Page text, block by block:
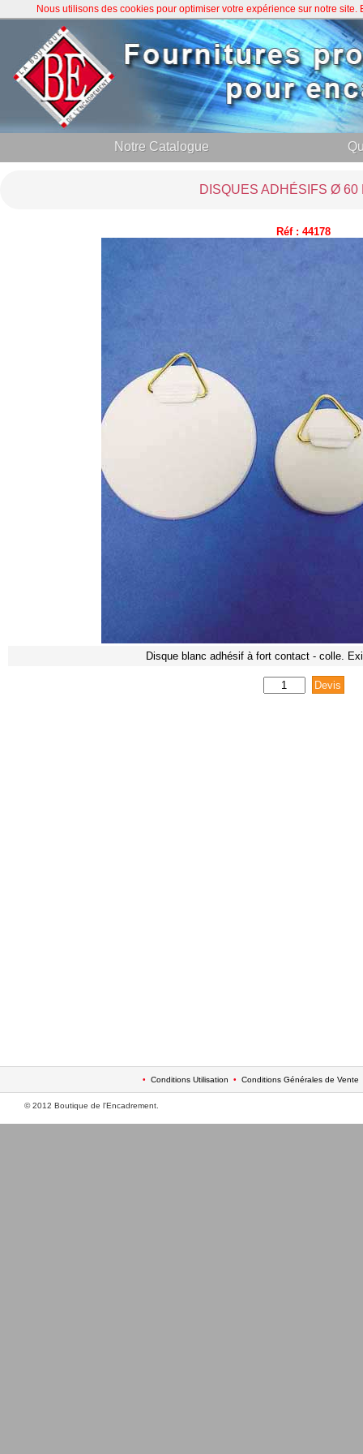
Notre Catalogue
DISQUES ADHÉSIFS Ø 60
Réf : 44178
Disque blanc adhésif à fort contact - colle.
• Conditions Utilisation • Conditions Générales de Vente
© 2012 Boutique de l'Encadrement.
Nous utilisons des cookies pour optimiser votre expérience sur notre